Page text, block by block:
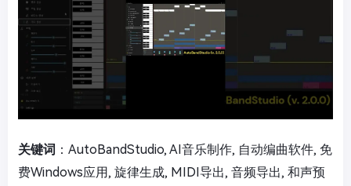
关键词 ：AutoBandStudio, AI音乐制作, 自动编曲软件, 免
费Windows应用, 旋律生成, MIDI导出, 音频导出, 和声预